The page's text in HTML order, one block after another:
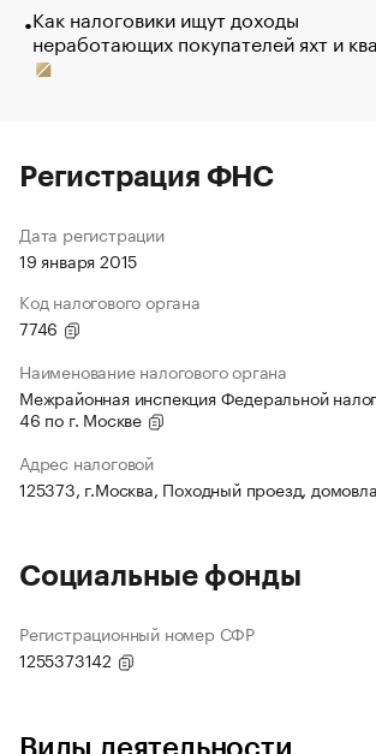
Как налоговики ищут доходы
неработающих покупателей яхт и
Регистрация ФНС
Дата регистрации
19 января 2015
Код налогового органа
7746
Наименование налогового органа
Межрайонная инспекция Федеральной
46 по г. Москве
Адрес налоговой
125373, г.Москва, Походный проезд,
Социальные фонды
Регистрационный номер СФР
1255373142